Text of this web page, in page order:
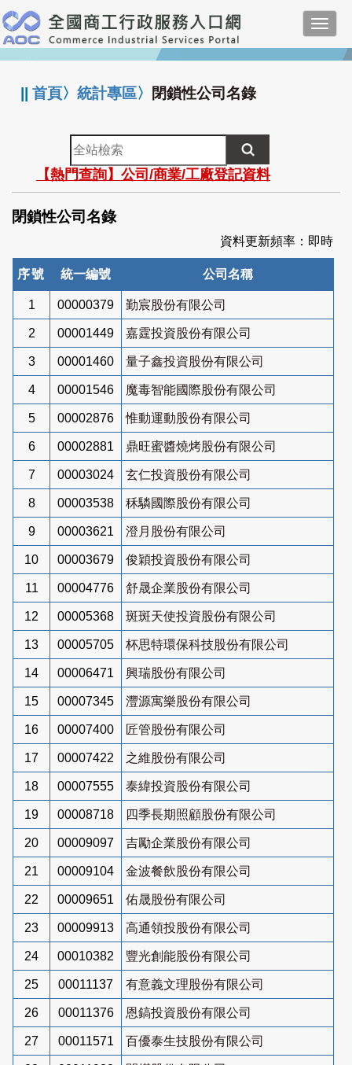
跳
到
主
要
:::
||首頁〉統計專區〉 閉鎖性公司名錄
全
站
檢
索
【熱門查詢】公司/商業/工廠登記資料
閉鎖性公司名錄
資料更新頻率：即時
序號 統一編號 公司名稱
1 00000379 勤宸股份有限公司
2 00001449 嘉霆投資股份有限公司
3 00001460 量子鑫投資股份有限公司
4 00001546 魔毒智能國際股份有限公司
5 00002876 惟動運動股份有限公司
6 00002881 鼎旺蜜醬燒烤股份有限公司
7 00003024 玄仁投資股份有限公司
8 00003538 秝驎國際股份有限公司
9 00003621 澄月股份有限公司
10 00003679 俊穎投資股份有限公司
11 00004776 舒晟企業股份有限公司
12 00005368 斑斑天使投資股份有限公司
13 00005705 杯思特環保科技股份有限公司
14 00006471 興瑞股份有限公司
15 00007345 灃源寓樂股份有限公司
16 00007400 匠管股份有限公司
17 00007422 之維股份有限公司
18 00007555 泰緯投資股份有限公司
19 00008718 四季長期照顧股份有限公司
20 00009097 吉勵企業股份有限公司
21 00009104 金波餐飲股份有限公司
22 00009651 佑晟股份有限公司
23 00009913 高通領投股份有限公司
24 00010382 豐光創能股份有限公司
25 00011137 有意義文理股份有限公司
26 00011376 恩鎬投資股份有限公司
27 00011571 百優泰生技股份有限公司